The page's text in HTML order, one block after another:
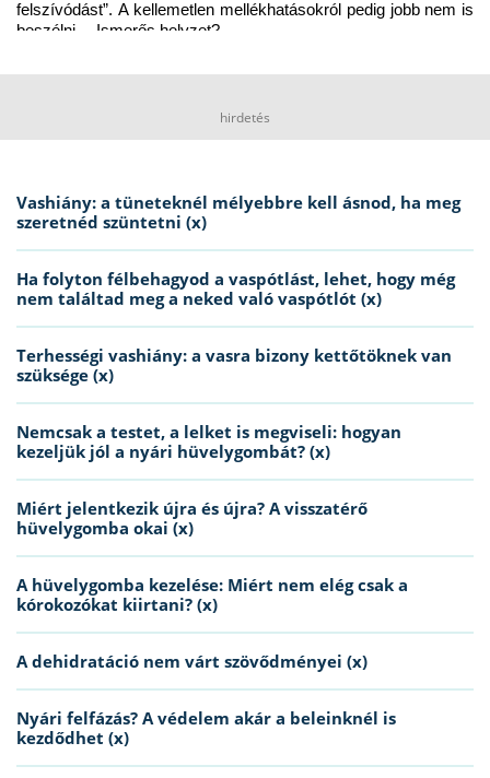
felszívódást”. A kellemetlen mellékhatásokról pedig jobb nem is
beszélni… Ismerős helyzet?
hirdetés
Vashiány: a tüneteknél mélyebbre kell ásnod, ha meg
szeretnéd szüntetni (x)
Ha folyton félbehagyod a vaspótlást, lehet, hogy még
nem találtad meg a neked való vaspótlót (x)
Terhességi vashiány: a vasra bizony kettőtöknek van
szüksége (x)
Nemcsak a testet, a lelket is megviseli: hogyan
kezeljük jól a nyári hüvelygombát? (x)
Miért jelentkezik újra és újra? A visszatérő
hüvelygomba okai (x)
A hüvelygomba kezelése: Miért nem elég csak a
kórokozókat kiirtani? (x)
A dehidratáció nem várt szövődményei (x)
Nyári felfázás? A védelem akár a beleinknél is
kezdődhet (x)